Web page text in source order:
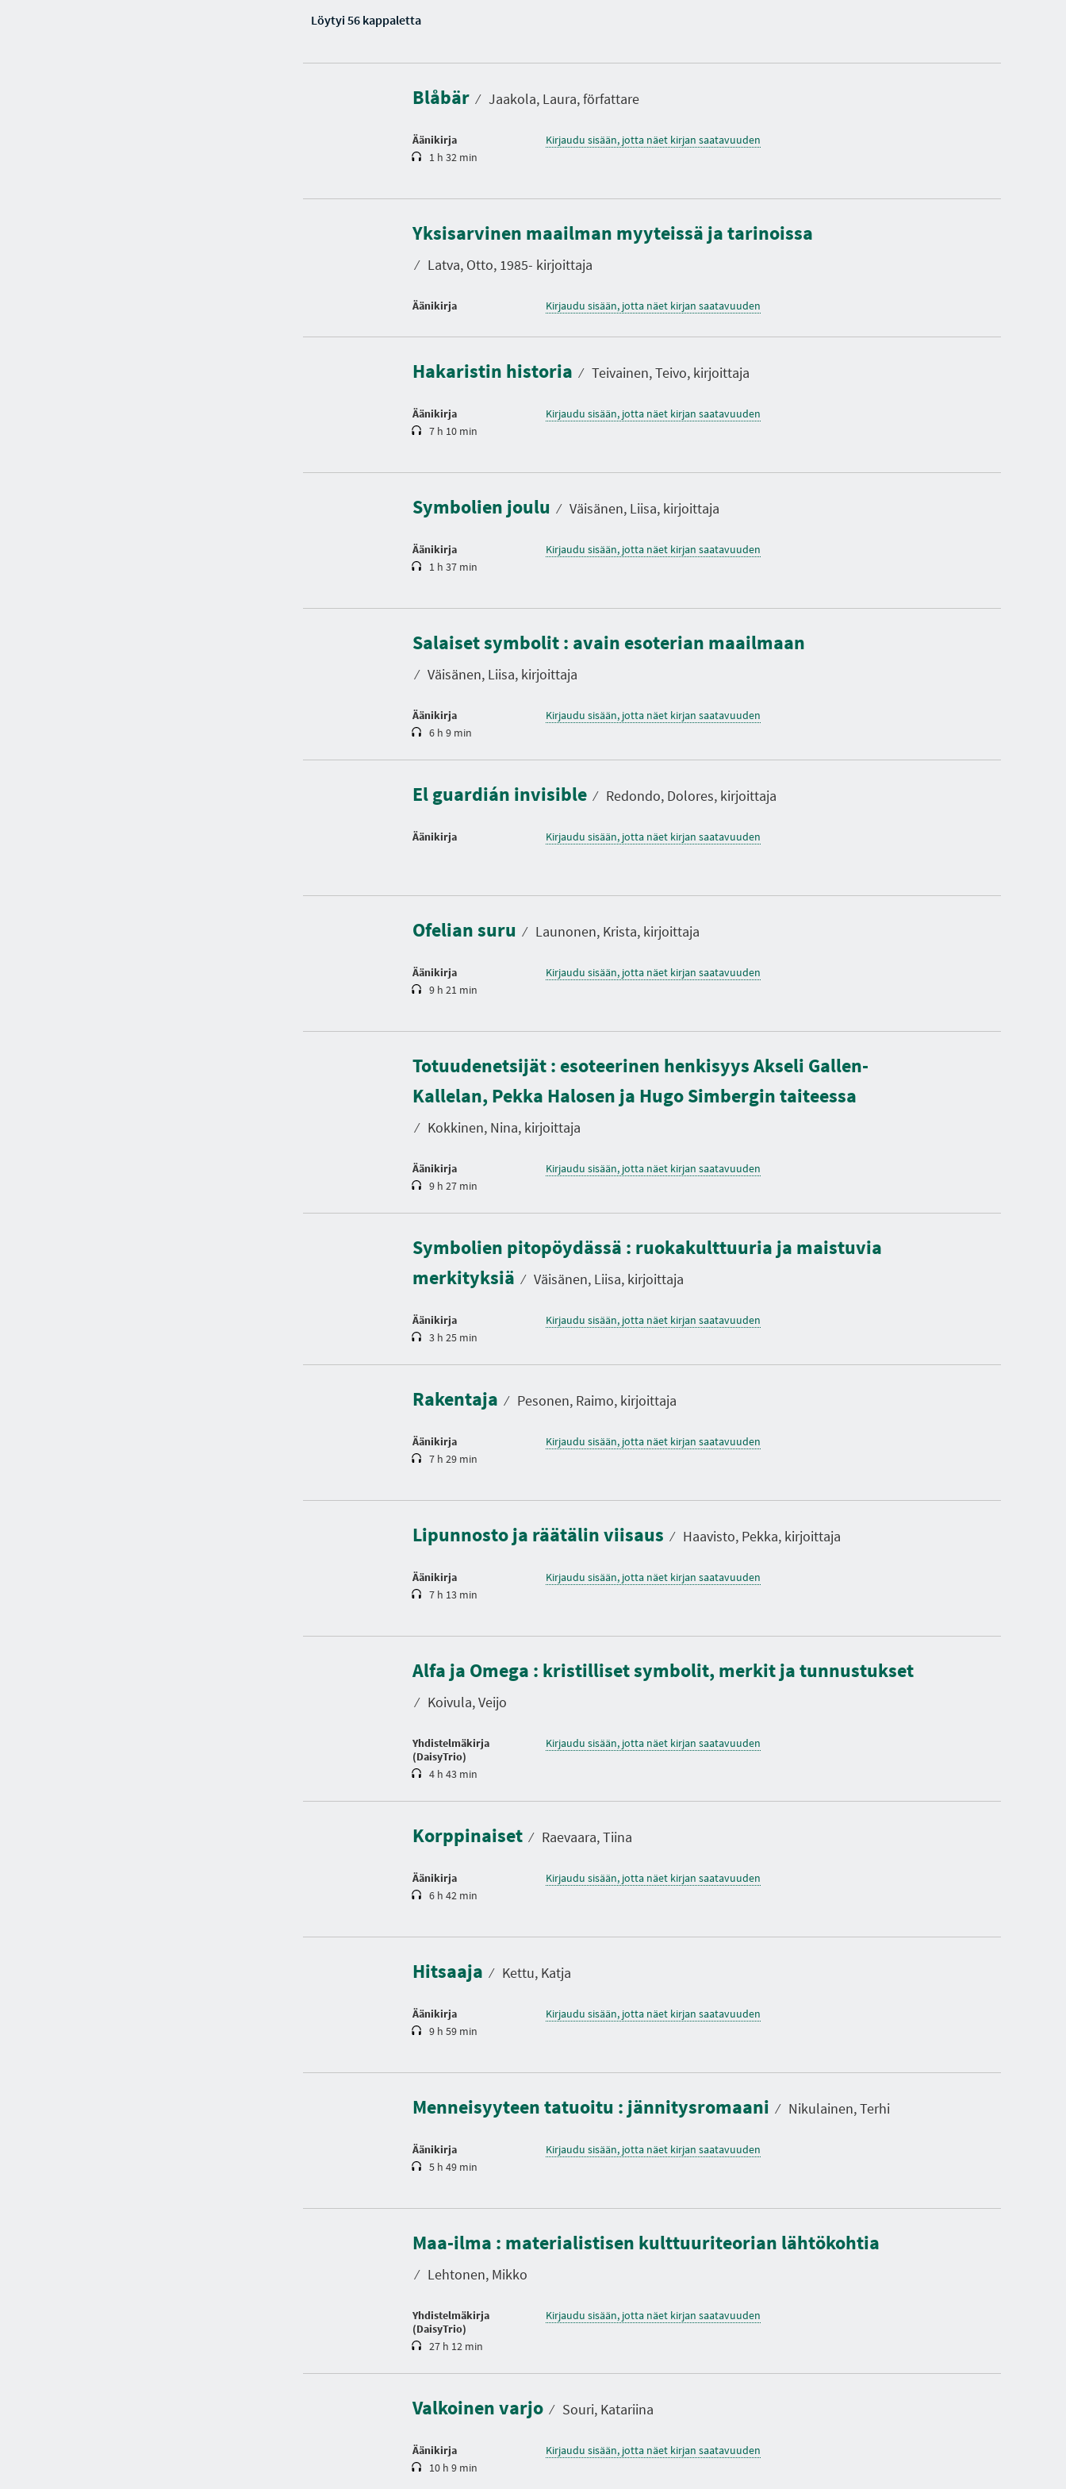
Löytyi 56 kappaletta
Blåbär ⁄ Jaakola, Laura, författare
Äänikirja
s
o
1 h 32 min
Kirjaudu sisään, jotta näet kirjan saatavuuden
Yksisarvinen maailman myyteissä ja tarinoissa
⁄ Latva, Otto, 1985- kirjoittaja
Äänikirja Kirjaudu sisään, jotta näet kirjan saatavuuden
Hakaristin historia ⁄ Teivainen, Teivo, kirjoittaja
Äänikirja
K
s
o
7 h 10 min
Kirjaudu sisään, jotta näet kirjan saatavuuden
Symbolien joulu ⁄ Väisänen, Liisa, kirjoittaja
Äänikirja
s
o
1 h 37 min
Kirjaudu sisään, jotta näet kirjan saatavuuden
Salaiset symbolit : avain esoterian maailmaan
⁄ Väisänen, Liisa, kirjoittaja
Äänikirja
K
s
t
o
6 h 9 min
Kirjaudu sisään, jotta näet kirjan saatavuuden
El guardián invisible ⁄ Redondo, Dolores, kirjoittaja
Äänikirja Kirjaudu sisään, jotta näet kirjan saatavuuden
Ofelian suru ⁄ Launonen, Krista, kirjoittaja
Äänikirja
s
o
9 h 21 min
Kirjaudu sisään, jotta näet kirjan saatavuuden
Totuudenetsijät : esoteerinen henkisyys Akseli Gallen-
Kallelan, Pekka Halosen ja Hugo Simbergin taiteessa
⁄ Kokkinen, Nina, kirjoittaja
Äänikirja
K
s
t
o
9 h 27 min
Kirjaudu sisään, jotta näet kirjan saatavuuden
Symbolien pitopöydässä : ruokakulttuuria ja maistuvia
merkityksiä ⁄ Väisänen, Liisa, kirjoittaja
Äänikirja
K
s
t
o
3 h 25 min
Kirjaudu sisään, jotta näet kirjan saatavuuden
Rakentaja ⁄ Pesonen, Raimo, kirjoittaja
Äänikirja
K
s
o
7 h 29 min
Kirjaudu sisään, jotta näet kirjan saatavuuden
Lipunnosto ja räätälin viisaus ⁄ Haavisto, Pekka, kirjoittaja
Äänikirja
s
o
7 h 13 min
Kirjaudu sisään, jotta näet kirjan saatavuuden
Alfa ja Omega : kristilliset symbolit, merkit ja tunnustukset
⁄ Koivula, Veijo
Yhdistelmäkirja
(DaisyTrio)
e
s
t
o
4 h 43 min
Kirjaudu sisään, jotta näet kirjan saatavuuden
Korppinaiset ⁄ Raevaara, Tiina
Äänikirja
K
s
o
6 h 42 min
Kirjaudu sisään, jotta näet kirjan saatavuuden
Hitsaaja ⁄ Kettu, Katja
Äänikirja
s
o
9 h 59 min
Kirjaudu sisään, jotta näet kirjan saatavuuden
Menneisyyteen tatuoitu : jännitysromaani ⁄ Nikulainen, Terhi
Äänikirja
s
o
5 h 49 min
Kirjaudu sisään, jotta näet kirjan saatavuuden
Maa-ilma : materialistisen kulttuuriteorian lähtökohtia
⁄ Lehtonen, Mikko
Yhdistelmäkirja
(DaisyTrio)
e
s
t
o
27 h 12 min
Kirjaudu sisään, jotta näet kirjan saatavuuden
Valkoinen varjo ⁄ Souri, Katariina
Äänikirja
K
s
o
10 h 9 min
Kirjaudu sisään, jotta näet kirjan saatavuuden